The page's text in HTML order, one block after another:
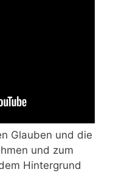
Glau­ben und die
und zum
Hin­ter­grund